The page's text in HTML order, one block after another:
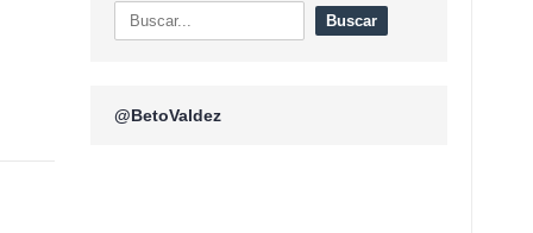
@BetoValdez